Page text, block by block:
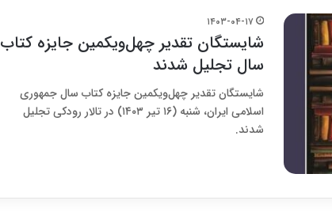
۱۴۰۳-۰۴-۱۷
شایستگان تقدیر چهل‌ویکمین جایزه کتاب
سال تجلیل شدند
شایستگان تقدیر چهل‌ویکمین جایزه کتاب سال جمهوری
اسلامی ایران، شنبه (۱۶ تیر ۱۴۰۳) در تالار رودکی تجلیل
شدند.